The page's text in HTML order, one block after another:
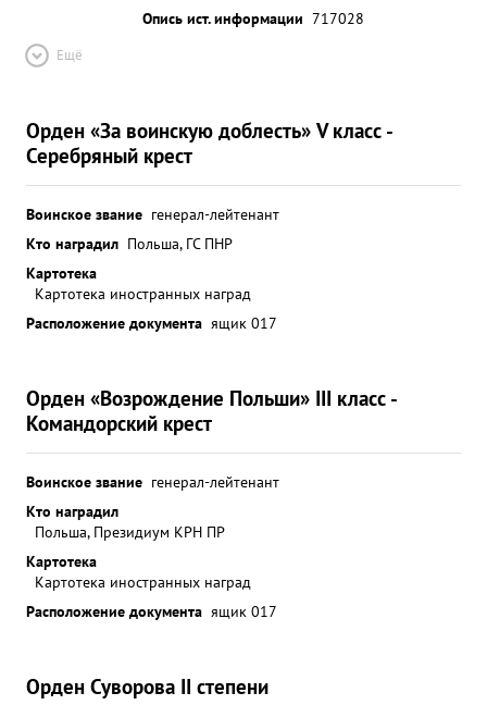
Опись ист. информации 717028
Ещё
Орден «За воинскую доблесть» V класс -
Серебряный крест
Воинское звание генерал-лейтенант
Кто наградил Польша, ГС ПНР
Картотека
Картотека иностранных наград
Расположение документа ящик 017
Орден «Возрождение Польши» III класс -
Командорский крест
Воинское звание генерал-лейтенант
Кто наградил
Польша, Президиум КРН ПР
Картотека
Картотека иностранных наград
Расположение документа ящик 017
Орден Суворова II степени